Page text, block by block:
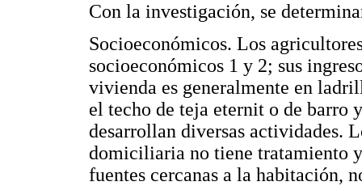
Con la investigación, se
Socioeconómicos. Los
socioeconómicos 1 y 2; sus
vivienda es generalmente en
el techo de teja eternit o de barro
desarrollan diversas actividades.
domiciliaria no tiene tratamiento
fuentes cercanas a la habitación,